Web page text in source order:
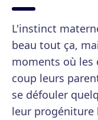
L'instinct
beau tout ça,
moments où les
coup leurs
se défouler
leur progéniture